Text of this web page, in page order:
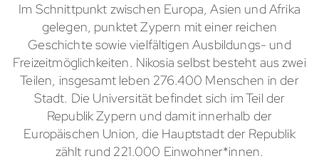
Im Schnittpunkt zwischen Europa, Asien und Afrika
gelegen, punktet Zypern mit einer reichen
Geschichte sowie vielfältigen Ausbildungs- und
Freizeitmöglichkeiten. Nikosia selbst besteht aus zwei
Teilen, insgesamt leben 276.400 Menschen in der
Stadt. Die Universität befindet sich im Teil der
Republik Zypern und damit innerhalb der
Europäischen Union, die Hauptstadt der Republik
zählt rund 221.000 Einwohner*innen.